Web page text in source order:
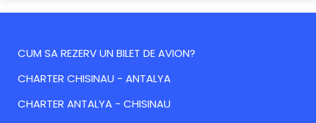
CUM SA REZERV UN BILET DE AVION?
CHARTER CHISINAU - ANTALYA
CHARTER ANTALYA - CHISINAU